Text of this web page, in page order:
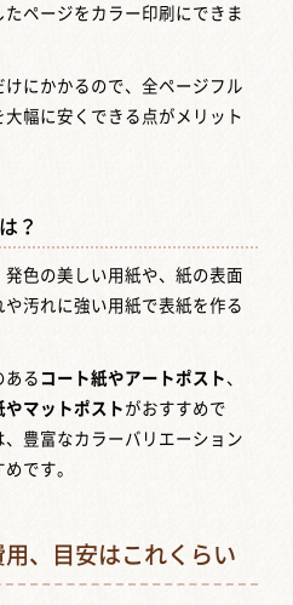
ページをカラー印刷にできま
にかかるので、全ページフル
幅に安くできる点がメリット
？
色の美しい用紙や、紙の表面
汚れに強い用紙で表紙を作る
ある コート紙やアートポスト 、
やマットポスト がおすすめで
豊富なカラーバリエーション
です。
、目安はこれくらい